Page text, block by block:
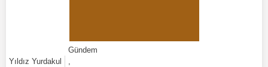
Yıldız Yurdakul
Gündem
,